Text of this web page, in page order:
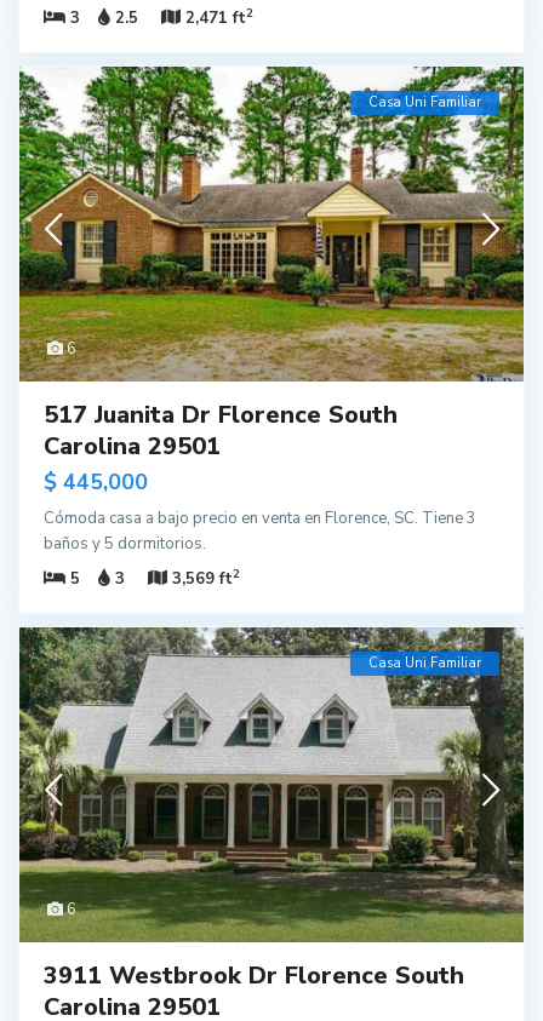
3 2.5 2,471 ft2
6
Casa Uni Familiar
517 Juanita Dr Florence South
Carolina 29501
$ 445,000
Cómoda casa a bajo precio en venta en Florence, SC. Tiene 3
baños y 5 dormitorios.
5
3 3,569 ft2
6
Casa Uni Familiar
3911 Westbrook Dr Florence South
Carolina 29501